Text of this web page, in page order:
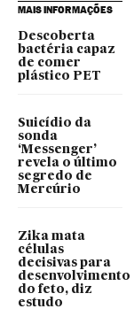
MAIS INFORMAÇÕES
Descoberta
bactéria capaz
de comer
plástico PET
Suicídio da
sonda
‘Messenger’
revela o último
segredo de
Mercúrio
Zika mata
células
decisivas para
desenvolvimento
do feto, diz
estudo